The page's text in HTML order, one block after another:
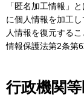
「匿名加工情報」
に個人情報を加工
人情報を復元する
情報保護法第2条第6
行政機関